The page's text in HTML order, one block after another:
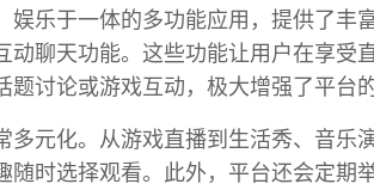
娱乐于一体的多功能应用，提供了丰
动聊天功能。这些功能让用户在享受
讨论或游戏互动，极大增强了平台
多元化。从游戏直播到生活秀、音乐
随时选择观看。此外，平台还会定期